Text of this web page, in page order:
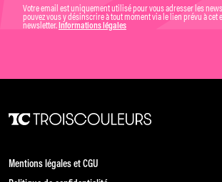
Votre email est uniquement utilisé pour vous adresser les
pouvez vous y désinscrire à tout moment via le lien prévu à cet
newsletter. Informations légales
Mentions légales et CGU